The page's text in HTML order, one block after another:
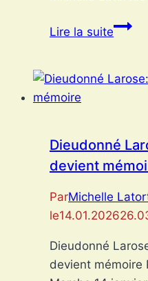
Lire la suiteLes
:
un
social
Dieudonné
devient
ParMichelle
le14.01.2026
Dieudonné
devient mémoire